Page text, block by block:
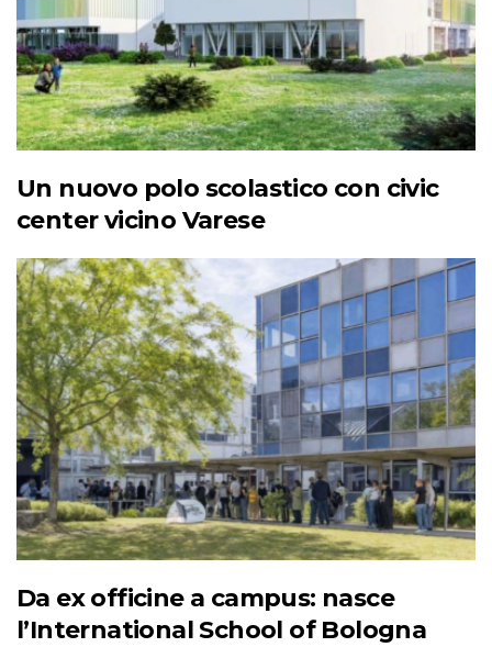
Un nuovo polo scolastico con civic
center vicino Varese
Da ex officine a campus: nasce
l’International School of Bologna